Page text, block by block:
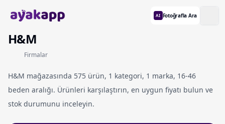
AI Fotoğrafla Ara
H&M
Firmalar
H&M mağazasında 575 ürün, 1 kategori, 1 marka, 16-46
beden aralığı. Ürünleri karşılaştırın, en uygun fiyatı bulun ve
stok durumunu inceleyin.